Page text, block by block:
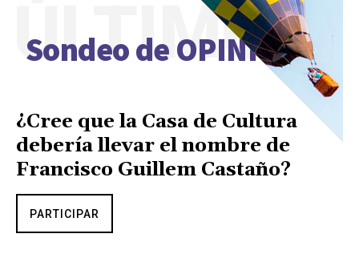
Sondeo de OPINIÓN
ÚLTIMO
¿Cree que la Casa de Cultura
debería llevar el nombre de
Francisco Guillem Castaño?
PARTICIPAR